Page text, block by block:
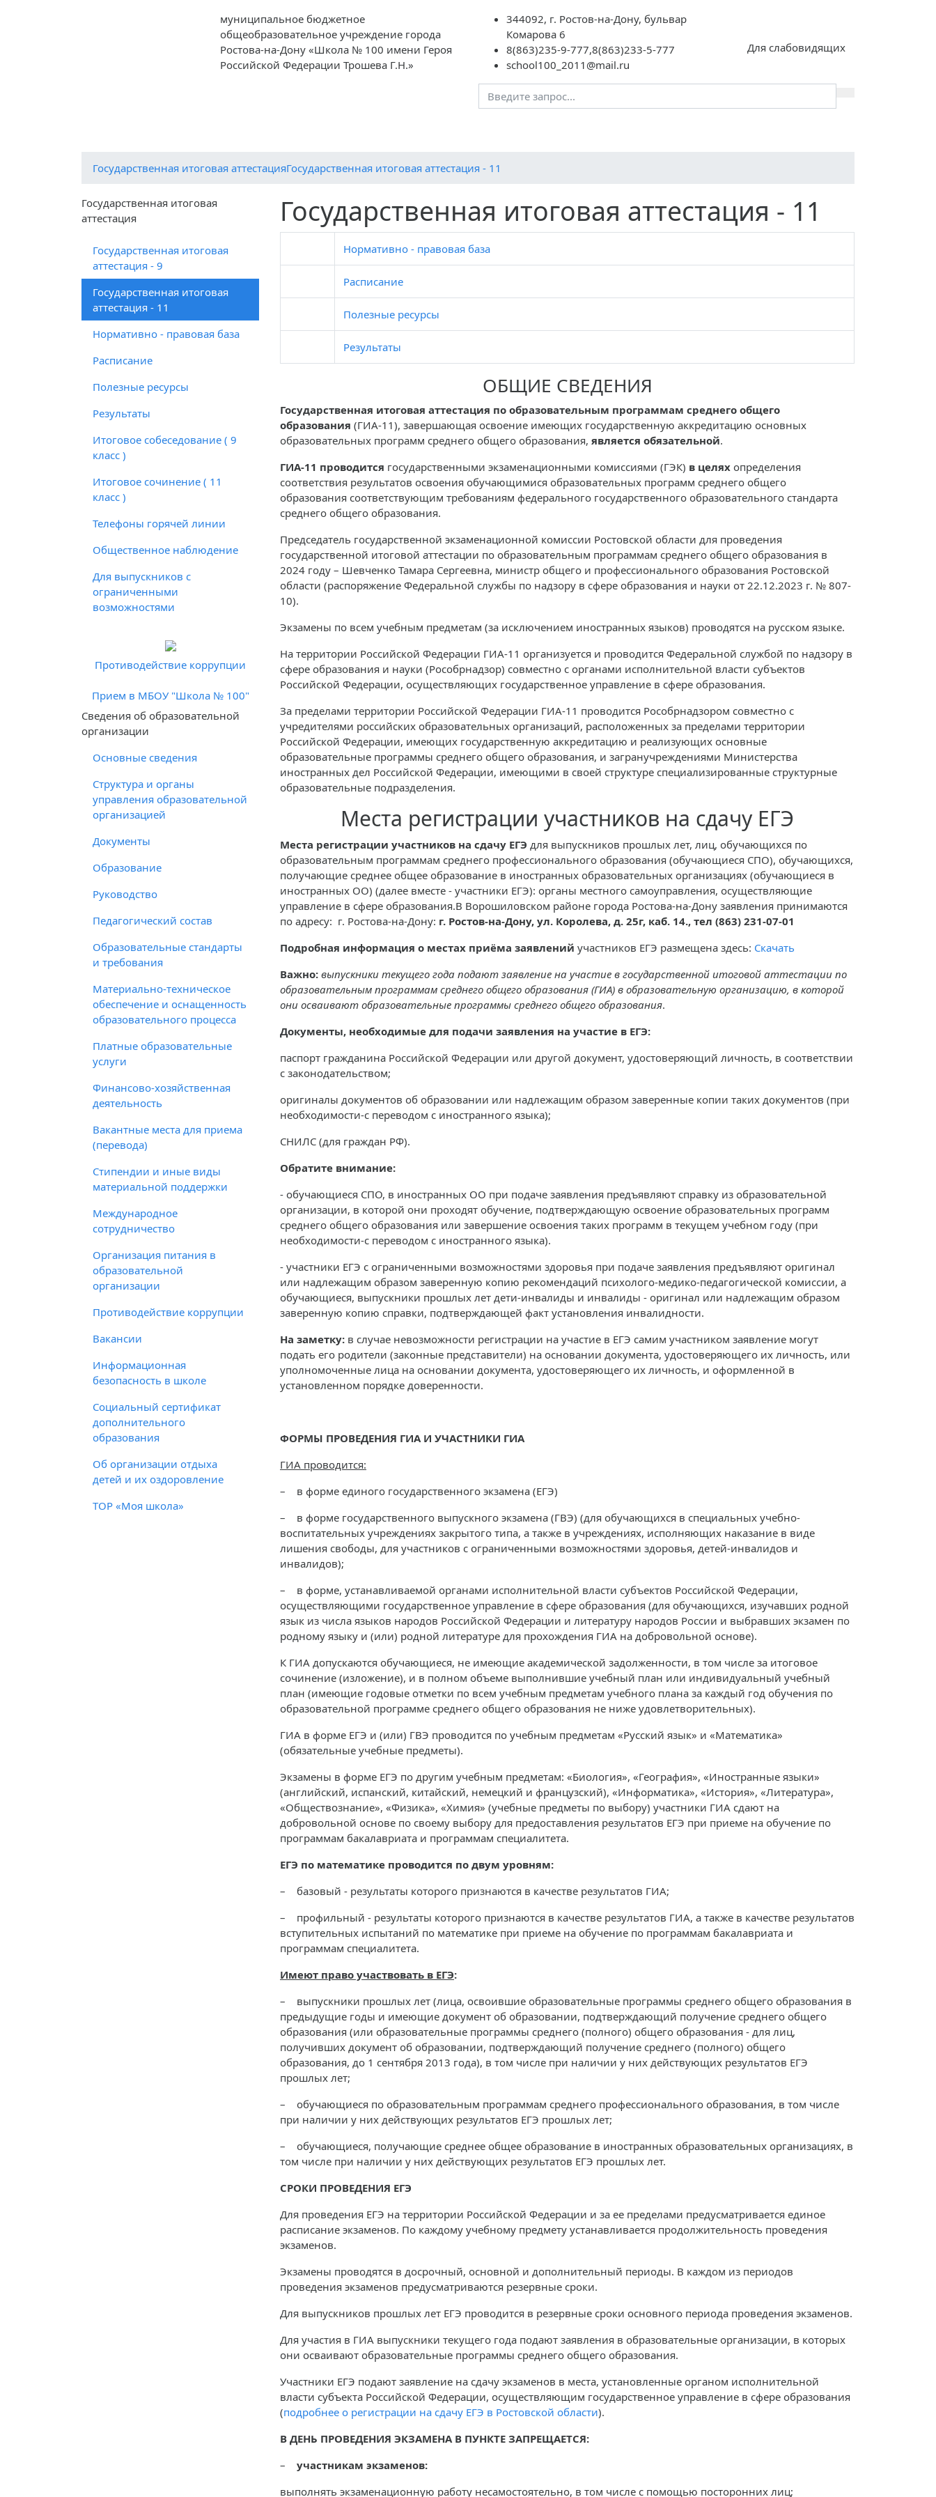
муниципальное бюджетное
общеобразовательное учреждение города
Ростова-на-Дону «Школа № 100 имени Героя
Российской Федерации Трошева Г.Н.»
344092, г. Ростов-на-Дону, бульвар
Комарова 6
8(863)235-9-777,8(863)233-5-777
school100_2011@mail.ru
Для слабовидящих
Государственная итоговая аттестацияГосударственная итоговая аттестация - 11
Государственная итоговая
аттестация
Государственная итоговая
аттестация - 9
Государственная итоговая
аттестация - 11
Нормативно - правовая база
Расписание
Полезные ресурсы
Результаты
Итоговое собеседование ( 9
класс )
Итоговое сочинение ( 11
класс )
Телефоны горячей линии
Общественное наблюдение
Для выпускников с
ограниченными
возможностями
Противодействие коррупции
Прием в МБОУ "Школа № 100"
Cведения об образовательной
организации
Основные сведения
Структура и органы
управления образовательной
организацией
Документы
Образование
Руководство
Педагогический состав
Образовательные стандарты
и требования
Материально-техническое
обеспечение и оснащенность
образовательного процесса
Платные образовательные
услуги
Финансово-хозяйственная
деятельность
Вакантные места для приема
(перевода)
Стипендии и иные виды
материальной поддержки
Международное
сотрудничество
Организация питания в
образовательной
организации
Противодействие коррупции
Вакансии
Информационная
безопасность в школе
Социальный сертификат
дополнительного
образования
Об организации отдыха
детей и их оздоровление
ТОР «Моя школа»
Государственная итоговая аттестация - 11
Нормативно - правовая база
Расписание
Полезные ресурсы
Результаты
ОБЩИЕ СВЕДЕНИЯ
Государственная итоговая аттестация по образовательным программам среднего общего
образования (ГИА-11), завершающая освоение имеющих государственную аккредитацию основных
образовательных программ среднего общего образования, является обязательной.
ГИА-11 проводится государственными экзаменационными комиссиями (ГЭК) в целях определения
соответствия результатов освоения обучающимися образовательных программ среднего общего
образования соответствующим требованиям федерального государственного образовательного стандарта
среднего общего образования.
Председатель государственной экзаменационной комиссии Ростовской области для проведения
государственной итоговой аттестации по образовательным программам среднего общего образования в
2024 году – Шевченко Тамара Сергеевна, министр общего и профессионального образования Ростовской
области (распоряжение Федеральной службы по надзору в сфере образования и науки от 22.12.2023 г. № 807-
10).
Экзамены по всем учебным предметам (за исключением иностранных языков) проводятся на русском языке.
На территории Российской Федерации ГИА-11 организуется и проводится Федеральной службой по надзору в
сфере образования и науки (Рособрнадзор) совместно с органами исполнительной власти субъектов
Российской Федерации, осуществляющих государственное управление в сфере образования.
За пределами территории Российской Федерации ГИА-11 проводится Рособрнадзором совместно с
учредителями российских образовательных организаций, расположенных за пределами территории
Российской Федерации, имеющих государственную аккредитацию и реализующих основные
образовательные программы среднего общего образования, и загранучреждениями Министерства
иностранных дел Российской Федерации, имеющими в своей структуре специализированные структурные
образовательные подразделения.
Места регистрации участников на сдачу ЕГЭ
Места регистрации участников на сдачу ЕГЭ для выпускников прошлых лет, лиц, обучающихся по
образовательным программам среднего профессионального образования (обучающиеся СПО), обучающихся,
получающие среднее общее образование в иностранных образовательных организациях (обучающиеся в
иностранных ОО) (далее вместе - участники ЕГЭ): органы местного самоуправления, осуществляющие
управление в сфере образования.В Ворошиловском районе города Ростова-на-Дону заявления принимаются
по адресу: г. Ростова-на-Дону: г. Ростов-на-Дону, ул. Королева, д. 25г, каб. 14., тел (863) 231-07-01
Подробная информация о местах приёма заявлений участников ЕГЭ размещена здесь: Скачать
Важно: выпускники текущего года подают заявление на участие в государственной итоговой аттестации по
образовательным программам среднего общего образования (ГИА) в образовательную организацию, в которой
они осваивают образовательные программы среднего общего образования.
Документы, необходимые для подачи заявления на участие в ЕГЭ:
паспорт гражданина Российской Федерации или другой документ, удостоверяющий личность, в соответствии
с законодательством;
оригиналы документов об образовании или надлежащим образом заверенные копии таких документов (при
необходимости-с переводом с иностранного языка);
СНИЛС (для граждан РФ).
Обратите внимание:
- обучающиеся СПО, в иностранных ОО при подаче заявления предъявляют справку из образовательной
организации, в которой они проходят обучение, подтверждающую освоение образовательных программ
среднего общего образования или завершение освоения таких программ в текущем учебном году (при
необходимости-с переводом с иностранного языка).
- участники ЕГЭ с ограниченными возможностями здоровья при подаче заявления предъявляют оригинал
или надлежащим образом заверенную копию рекомендаций психолого-медико-педагогической комиссии, а
обучающиеся, выпускники прошлых лет дети-инвалиды и инвалиды - оригинал или надлежащим образом
заверенную копию справки, подтверждающей факт установления инвалидности.
На заметку: в случае невозможности регистрации на участие в ЕГЭ самим участником заявление могут
подать его родители (законные представители) на основании документа, удостоверяющего их личность, или
уполномоченные лица на основании документа, удостоверяющего их личность, и оформленной в
установленном порядке доверенности.
ФОРМЫ ПРОВЕДЕНИЯ ГИА И УЧАСТНИКИ ГИА
ГИА проводится:
– в форме единого государственного экзамена (ЕГЭ)
– в форме государственного выпускного экзамена (ГВЭ) (для обучающихся в специальных учебно-
воспитательных учреждениях закрытого типа, а также в учреждениях, исполняющих наказание в виде
лишения свободы, для участников с ограниченными возможностями здоровья, детей-инвалидов и
инвалидов);
– в форме, устанавливаемой органами исполнительной власти субъектов Российской Федерации,
осуществляющими государственное управление в сфере образования (для обучающихся, изучавших родной
язык из числа языков народов Российской Федерации и литературу народов России и выбравших экзамен по
родному языку и (или) родной литературе для прохождения ГИА на добровольной основе).
К ГИА допускаются обучающиеся, не имеющие академической задолженности, в том числе за итоговое
сочинение (изложение), и в полном объеме выполнившие учебный план или индивидуальный учебный
план (имеющие годовые отметки по всем учебным предметам учебного плана за каждый год обучения по
образовательной программе среднего общего образования не ниже удовлетворительных).
ГИА в форме ЕГЭ и (или) ГВЭ проводится по учебным предметам «Русский язык» и «Математика»
(обязательные учебные предметы).
Экзамены в форме ЕГЭ по другим учебным предметам: «Биология», «География», «Иностранные языки»
(английский, испанский, китайский, немецкий и французский), «Информатика», «История», «Литература»,
«Обществознание», «Физика», «Химия» (учебные предметы по выбору) участники ГИА сдают на
добровольной основе по своему выбору для предоставления результатов ЕГЭ при приеме на обучение по
программам бакалавриата и программам специалитета.
ЕГЭ по математике проводится по двум уровням:
– базовый - результаты которого признаются в качестве результатов ГИА;
– профильный - результаты которого признаются в качестве результатов ГИА, а также в качестве результатов
вступительных испытаний по математике при приеме на обучение по программам бакалавриата и
программам специалитета.
Имеют право участвовать в ЕГЭ:
– выпускники прошлых лет (лица, освоившие образовательные программы среднего общего образования в
предыдущие годы и имеющие документ об образовании, подтверждающий получение среднего общего
образования (или образовательные программы среднего (полного) общего образования - для лиц,
получивших документ об образовании, подтверждающий получение среднего (полного) общего
образования, до 1 сентября 2013 года), в том числе при наличии у них действующих результатов ЕГЭ
прошлых лет;
– обучающиеся по образовательным программам среднего профессионального образования, в том числе
при наличии у них действующих результатов ЕГЭ прошлых лет;
– обучающиеся, получающие среднее общее образование в иностранных образовательных организациях, в
том числе при наличии у них действующих результатов ЕГЭ прошлых лет.
СРОКИ ПРОВЕДЕНИЯ ЕГЭ
Для проведения ЕГЭ на территории Российской Федерации и за ее пределами предусматривается единое
расписание экзаменов. По каждому учебному предмету устанавливается продолжительность проведения
экзаменов.
Экзамены проводятся в досрочный, основной и дополнительный периоды. В каждом из периодов
проведения экзаменов предусматриваются резервные сроки.
Для выпускников прошлых лет ЕГЭ проводится в резервные сроки основного периода проведения экзаменов.
Для участия в ГИА выпускники текущего года подают заявления в образовательные организации, в которых
они осваивают образовательные программы среднего общего образования.
Участники ЕГЭ подают заявление на сдачу экзаменов в места, установленные органом исполнительной
власти субъекта Российской Федерации, осуществляющим государственное управление в сфере образования
(подробнее о регистрации на сдачу ЕГЭ в Ростовской области).
В ДЕНЬ ПРОВЕДЕНИЯ ЭКЗАМЕНА В ПУНКТЕ ЗАПРЕЩАЕТСЯ:
– участникам экзаменов:
выполнять экзаменационную работу несамостоятельно, в том числе с помощью посторонних лиц;